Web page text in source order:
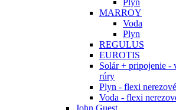
Plyn
MARROY
Voda
Plyn
REGULUS
EUROTIS
Solár + pripojenie -
rúry
Plyn - flexi
Voda - flexi
John Guest